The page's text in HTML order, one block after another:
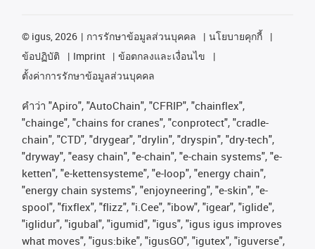
© igus, 2026 การรักษาข้อมูลส่วนบุคคล
นโยบายคุกกี้
ข้อปฏิบัติ
Imprint
ข้อตกลงและเงื่อนไข
ตั้งค่าการรักษาข้อมูลส่วนบุคคล
คําว่า "Apiro", "AutoChain", "CFRIP", "chainflex",
"chainge", "chains for cranes", "conprotect", "cradle-
chain", "CTD", "drygear", "drylin", "dryspin", "dry-tech",
"dryway", "easy chain", "e-chain", "e-chain systems", "e-
ketten", "e-kettensysteme", "e-loop", "energy chain",
"energy chain systems", "enjoyneering", "e-skin", "e-
spool", "fixflex", "flizz", "i.Cee", "ibow", "igear", "iglide",
"iglidur", "igubal", "igumid", "igus", "igus igus improves
what moves", "igus:bike", "igusGO", "igutex", "iguverse",